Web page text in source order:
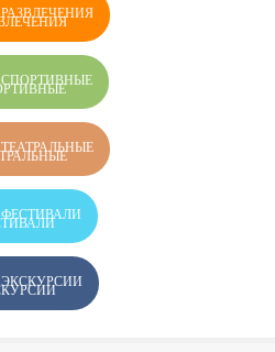
РАЗВЛЕЧЕНИЯ
СПОРТИВНЫЕ
ТЕАТРАЛЬНЫЕ
ФЕСТИВАЛИ
ЭКСКУРСИИ